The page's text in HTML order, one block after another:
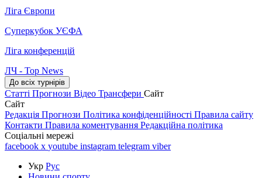
Ліга Європи
Суперкубок УЄФА
Ліга конференцій
ЛЧ - Top News
До всіх турнірів
Статті Прогнози Відео Трансфери Сайт
Сайт
Редакція Прогнози Політика конфіденційності Правила сайту
Контакти Правила коментування Редакційна політика
Соціальні мережі
facebook x youtube instagram telegram viber
Укр Рус